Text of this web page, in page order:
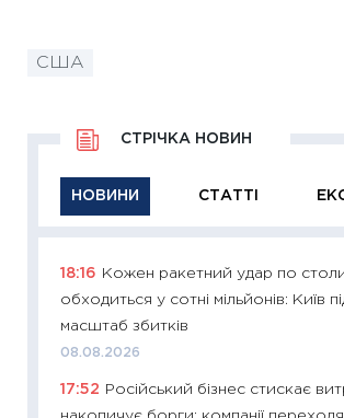
США
НОВИНИ СТАТТІ
СТРІЧКА НОВИН
18:16
Кожен ракетний удар по
обходиться у сотні мільйонів: Київ
масштаб збитків
08.08.2026
17:52
Російський бізнес стискає